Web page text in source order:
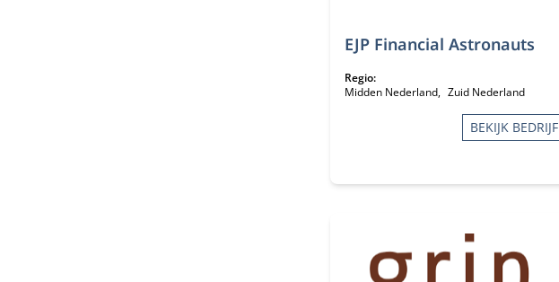
EJP Financial Astronauts
Regio:
Midden Nederland
Zuid Nederland
BEKIJK BEDRIJF